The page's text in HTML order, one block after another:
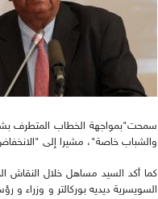
سمحت"بمواجهة الخطاب المتطرف
والشباب خاصة"، مشيرا إلى "الانخفاض
كما أكد السيد مساهل خلال النقاش
السويسرية ديديه بوركالتر و وزراء